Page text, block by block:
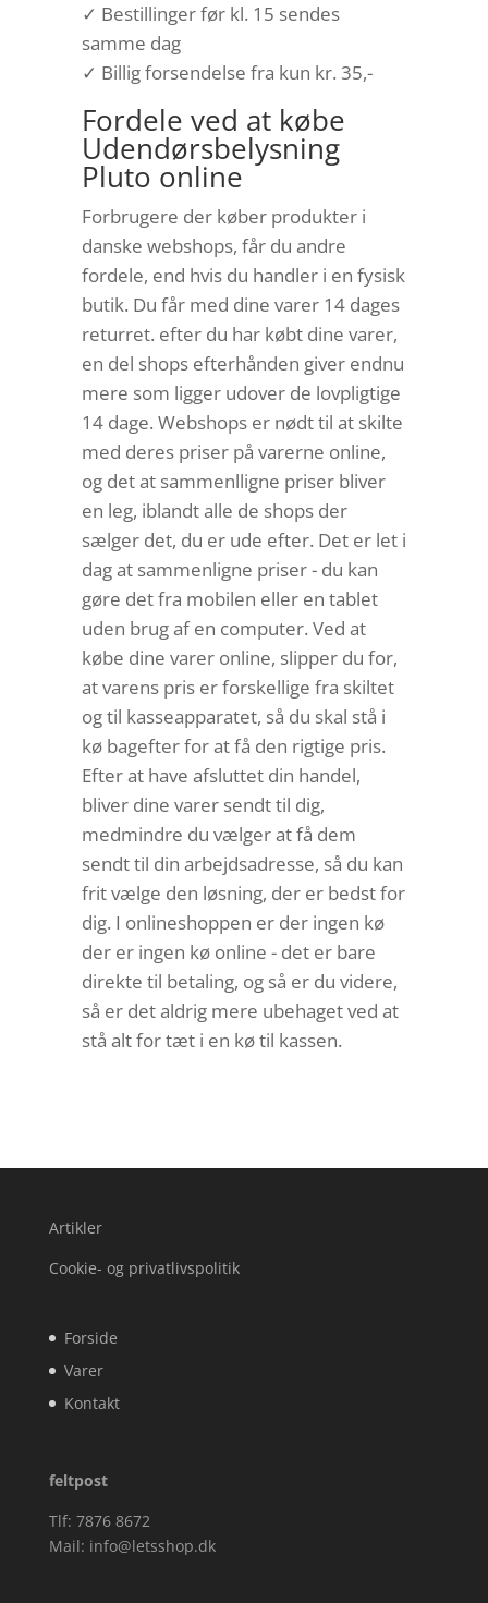
✓ Bestillinger før kl. 15 sendes
samme dag
✓ Billig forsendelse fra kun kr. 35,-
Fordele ved at købe
Udendørsbelysning
Pluto online
Forbrugere der køber produkter i
danske webshops, får du andre
fordele, end hvis du handler i en fysisk
butik. Du får med dine varer 14 dages
returret. efter du har købt dine varer,
en del shops efterhånden giver endnu
mere som ligger udover de lovpligtige
14 dage. Webshops er nødt til at skilte
med deres priser på varerne online,
og det at sammenlligne priser bliver
en leg, iblandt alle de shops der
sælger det, du er ude efter. Det er let i
dag at sammenligne priser - du kan
gøre det fra mobilen eller en tablet
uden brug af en computer. Ved at
købe dine varer online, slipper du for,
at varens pris er forskellige fra skiltet
og til kasseapparatet, så du skal stå i
kø bagefter for at få den rigtige pris.
Efter at have afsluttet din handel,
bliver dine varer sendt til dig,
medmindre du vælger at få dem
sendt til din arbejdsadresse, så du kan
frit vælge den løsning, der er bedst for
dig. I onlineshoppen er der ingen kø
der er ingen kø online - det er bare
direkte til betaling, og så er du videre,
så er det aldrig mere ubehaget ved at
stå alt for tæt i en kø til kassen.
Artikler
Cookie- og privatlivspolitik
Forside
Varer
Kontakt
feltpost
Tlf: 7876 8672
Mail: info@letsshop.dk